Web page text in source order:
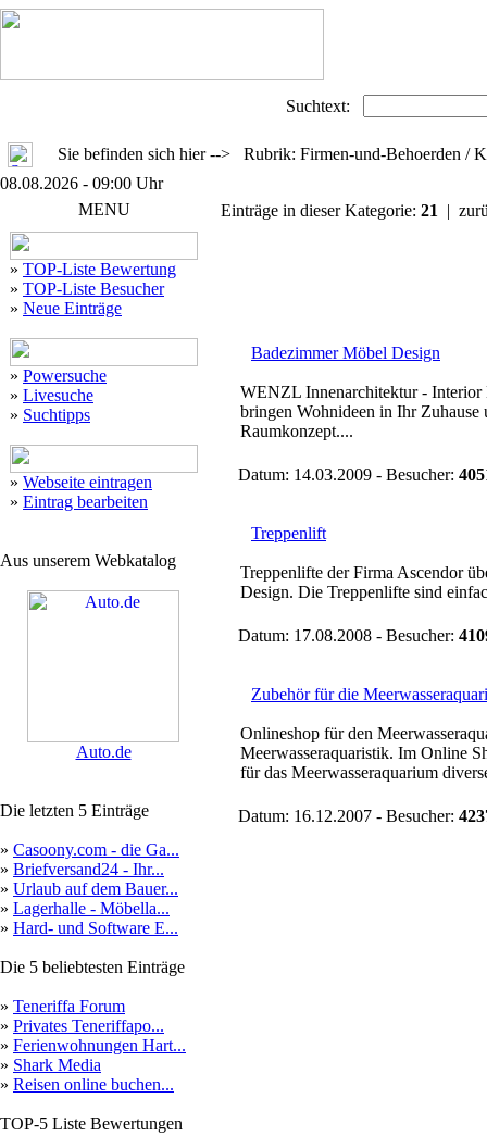
Suchtext:
Sie befinden sich hier --> Rubrik: Firmen-und-Behoerden /
08.08.2026 - 09:00 Uhr
MENU
» TOP-Liste Bewertung
» TOP-Liste Besucher
» Neue Einträge
» Powersuche
» Livesuche
» Suchtipps
» Webseite eintragen
» Eintrag bearbeiten
Aus unserem Webkatalog
Auto.de
Die letzten 5 Einträge
» Casoony.com - die Ga...
» Briefversand24 - Ihr...
» Urlaub auf dem Bauer...
» Lagerhalle - Möbella...
» Hard- und Software E...
Die 5 beliebtesten Einträge
» Teneriffa Forum
» Privates Teneriffapo...
» Ferienwohnungen Hart...
» Shark Media
» Reisen online buchen...
TOP-5 Liste Bewertungen
Einträge in dieser Kategorie: 21 |
Badezimmer Möbel Design
WENZL Innenarchitektur - Interior
bringen Wohnideen in Ihr
Raumkonzept....
Datum: 14.03.2009 - Besucher:
Treppenlift
Treppenlifte der Firma Ascendor
Design. Die Treppenlifte sind
Datum: 17.08.2008 - Besucher:
Zubehör für die
Onlineshop für den
Meerwasseraquaristik. Im Online
für das Meerwasseraquarium
Datum: 16.12.2007 - Besucher: